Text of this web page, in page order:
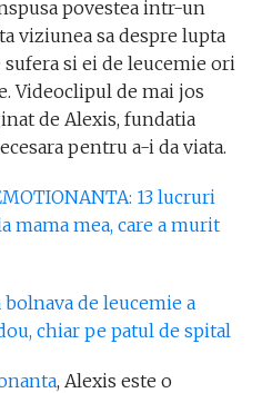
povestea intr-un
viziunea sa despre lupta
sufera si ei de leucemie ori
Videoclipul de mai jos
de Alexis, fundatia
pentru a-i da viata.
13 lucruri
mama mea, care a murit
bolnava de leucemie a
chiar pe patul de spital
, Alexis este o